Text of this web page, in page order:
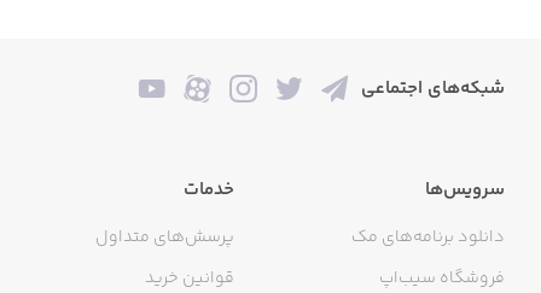
شبکه‌های اجتماعی
سرویس‌ها
دانلود برنامه‌های مک
فروشگاه سیب‌اپ
خدمات
پرسش‌های متداول
قوانین خرید